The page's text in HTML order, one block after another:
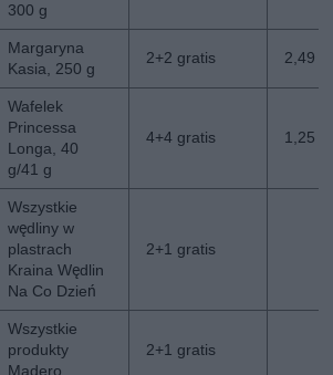
300 g
Margaryna
Kasia, 250 g
2+2 gratis 2,49
Wafelek
Princessa
Longa, 40
g/41 g
4+4 gratis 1,25
Wszystkie
wędliny w
plastrach
Kraina Wędlin
Na Co Dzień
2+1 gratis
Wszystkie
produkty
Madero
2+1 gratis